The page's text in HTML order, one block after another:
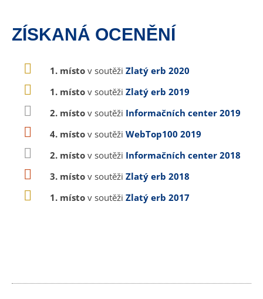
ZÍSKANÁ OCENĚNÍ
1. místo v soutěži Zlatý erb 2020
1. místo v soutěži Zlatý erb 2019
2. místo v soutěži Informačních center 2019
4. místo v soutěži WebTop100 2019
2. místo v soutěži Informačních center 2018
3. místo v soutěži Zlatý erb 2018
1. místo v soutěži Zlatý erb 2017